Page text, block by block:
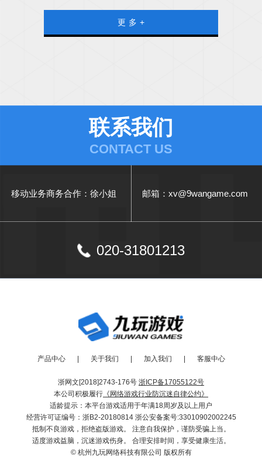
更多 +
联系我们
CONTACT US
移动业务商务合作：徐小姐 邮箱：xv@9wangame.com
020-31801213
产品中心 | 关于我们 | 加入我们 | 客服中心
浙网文[2018]2743-176号 浙ICP备17055122号
本公司积极履行 《网络游戏行业防沉迷自律公约》
适龄提示：本平台游戏适用于年满18周岁及以上用户
经营许可证编号：浙B2-20180814 浙公安备案号:33010902002245
抵制不良游戏，拒绝盗版游戏。 注意自我保护，谨防受骗上当。
适度游戏益脑，沉迷游戏伤身。 合理安排时间，享受健康生活。
© 杭州九玩网络科技有限公司 版权所有